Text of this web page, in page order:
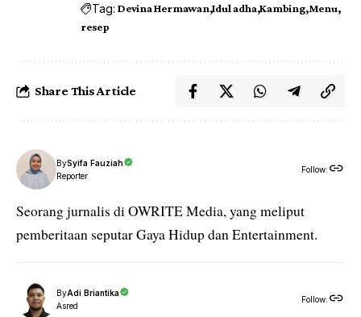
Tag: Devina Hermawan Idul adha Kambing Menu
resep
Share This Article
BySyifa Fauziah
Reporter
Follow:
Seorang jurnalis di OWRITE Media, yang meliput
pemberitaan seputar Gaya Hidup dan Entertainment.
ByAdi Briantika
Asred
Follow: